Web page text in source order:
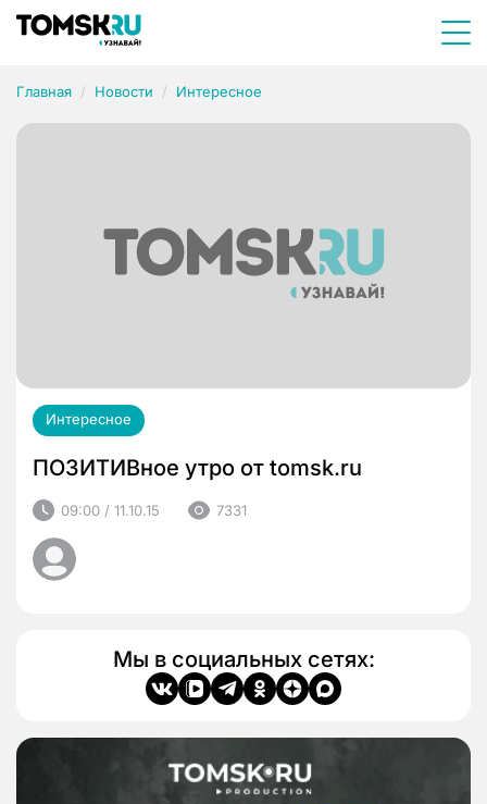
Главная Новости Интересное
Интересное
ПОЗИТИВное утро от tomsk.ru
09:00 / 11.10.15 7331
Мы в социальных сетях: